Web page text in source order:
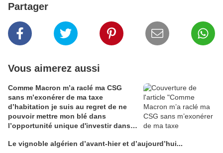
Partager
Vous aimerez aussi
Comme Macron m’a raclé ma CSG
sans m’exonérer de ma taxe
d’habitation je suis au regret de ne
pouvoir mettre mon blé dans
l’opportunité unique d'investir dans
Alain Edouard
Le vignoble algérien d’avant-hier et d’aujourd’hui...